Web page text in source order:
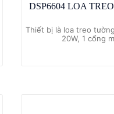
DSP6604 LOA
Thiết bị là loa treo
20W, 1 cổng